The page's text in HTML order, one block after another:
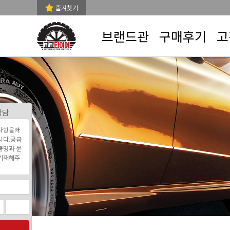
즐겨찾기
브랜드관 구매후기